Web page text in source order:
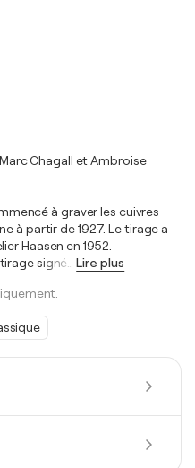
Chagall et Ambroise
à graver les cuivres
à partir de 1927. Le tirage a
Haasen en 1952.
signé… Lire plus